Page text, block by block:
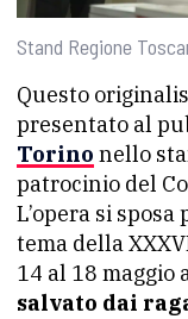
Stand Regione
Questo
presentato al
Torino nello
patrocinio del
L’opera si
tema della
14 al 18 maggio
salvato dai